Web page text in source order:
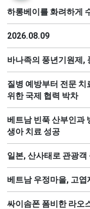
하롱베이를 화려하게
2026.08.09
바나족의 풍년기원제,
질병 예방부터 전문
위한 국제 협력 박차
베트남 빈푹 산부인과
생아 치료 성공
일본, 산사태로 관광객
베트남 우정마을, 고엽
싸이솜폰 폼비한 라오